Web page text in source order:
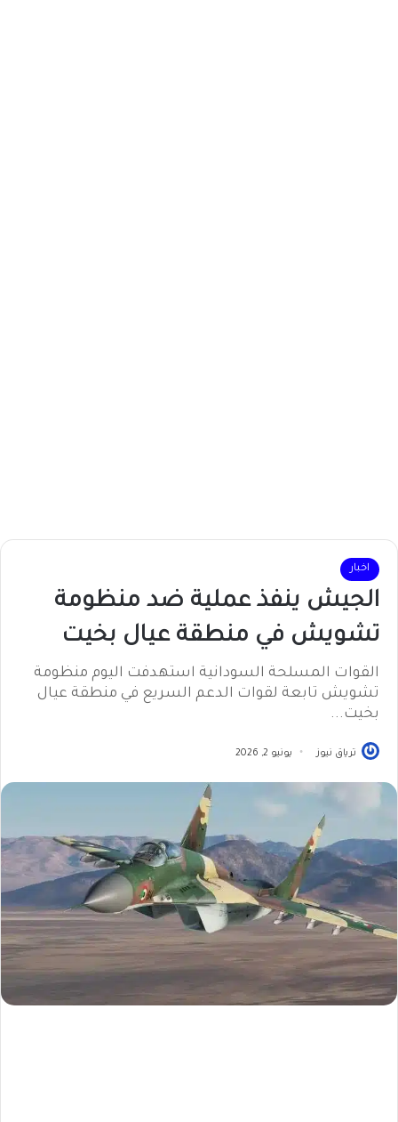
اخبار
الجيش ينفذ عملية ضد منظومة
تشويش في منطقة عيال بخيت
القوات المسلحة السودانية استهدفت اليوم منظومة
تشويش تابعة لقوات الدعم السريع في منطقة عيال
بخيت...
ترياق نيوز يونيو 2, 2026